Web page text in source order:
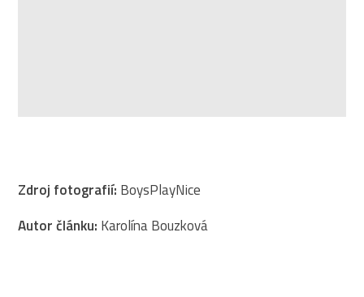
Zdroj fotografií: BoysPlayNice
Autor článku: Karolína Bouzková